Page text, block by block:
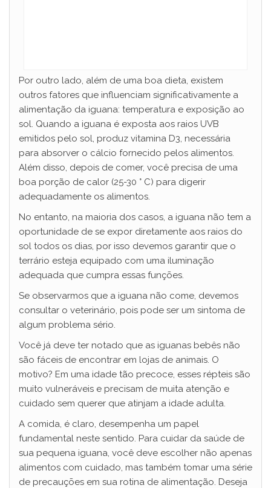
Por outro lado, além de uma boa dieta, existem
outros fatores que influenciam significativamente a
alimentação da iguana: temperatura e exposição ao
sol. Quando a iguana é exposta aos raios UVB
emitidos pelo sol, produz vitamina D3, necessária
para absorver o cálcio fornecido pelos alimentos.
Além disso, depois de comer, você precisa de uma
boa porção de calor (25-30 ° C) para digerir
adequadamente os alimentos.
No entanto, na maioria dos casos, a iguana não tem a
oportunidade de se expor diretamente aos raios do
sol todos os dias, por isso devemos garantir que o
terrário esteja equipado com uma iluminação
adequada que cumpra essas funções.
Se observarmos que a iguana não come, devemos
consultar o veterinário, pois pode ser um sintoma de
algum problema sério.
Você já deve ter notado que as iguanas bebês não
são fáceis de encontrar em lojas de animais. O
motivo? Em uma idade tão precoce, esses répteis são
muito vulneráveis e precisam de muita atenção e
cuidado sem querer que atinjam a idade adulta.
A comida, é claro, desempenha um papel
fundamental neste sentido. Para cuidar da saúde de
sua pequena iguana, você deve escolher não apenas
alimentos com cuidado, mas também tomar uma série
de precauções em sua rotina de alimentação. Deseja